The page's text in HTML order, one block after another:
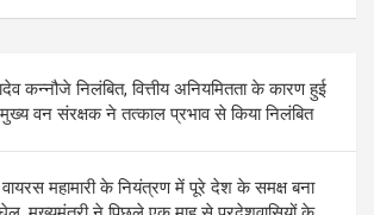
कन्नौजे निलंबित, वित्तीय अनियमितता के कारण हुई
मुख्य वन संरक्षक ने तत्काल प्रभाव से किया निलंबित
वायरस महामारी के नियंत्रण में पूरे देश के समक्ष बना